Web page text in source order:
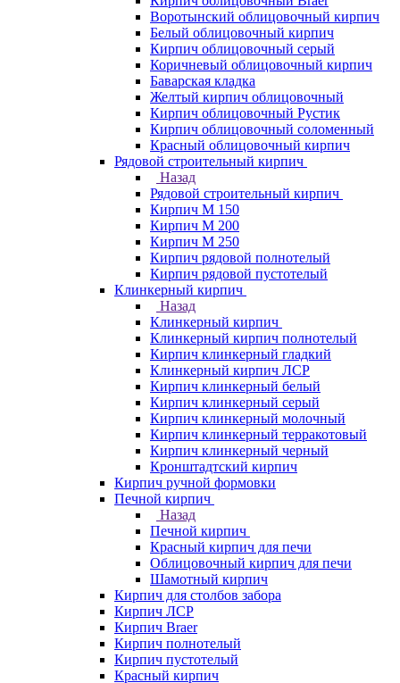
Воротынский облицовочный кирпич
Белый облицовочный кирпич
Кирпич облицовочный серый
Коричневый облицовочный кирпич
Баварская кладка
Желтый кирпич облицовочный
Кирпич облицовочный Рустик
Кирпич облицовочный соломенный
Красный облицовочный кирпич
Рядовой строительный кирпич
Назад
Рядовой строительный кирпич
Кирпич М 150
Кирпич М 200
Кирпич М 250
Кирпич рядовой полнотелый
Кирпич рядовой пустотелый
Клинкерный кирпич
Назад
Клинкерный кирпич
Клинкерный кирпич полнотелый
Кирпич клинкерный гладкий
Клинкерный кирпич ЛСР
Кирпич клинкерный белый
Кирпич клинкерный серый
Кирпич клинкерный молочный
Кирпич клинкерный терракотовый
Кирпич клинкерный черный
Кронштадтский кирпич
Кирпич ручной формовки
Печной кирпич
Назад
Печной кирпич
Красный кирпич для печи
Облицовочный кирпич для печи
Шамотный кирпич
Кирпич для столбов забора
Кирпич ЛСР
Кирпич Braer
Кирпич полнотелый
Кирпич пустотелый
Красный кирпич